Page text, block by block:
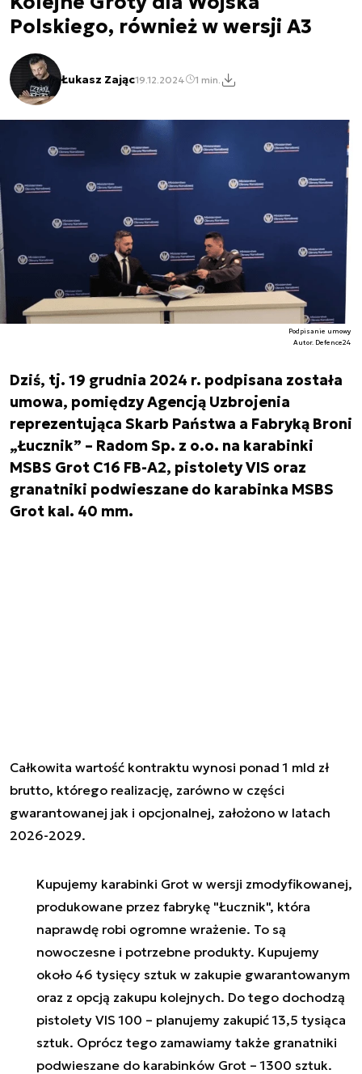
Polskiego, również w wersji A3
Łukasz Zając19.12.2024 1 min.
Podpisanie umowy
Autor. Defence24
Dziś, tj. 19 grudnia 2024 r. podpisana została
umowa, pomiędzy Agencją Uzbrojenia
reprezentująca Skarb Państwa a Fabryką Broni
„Łucznik” – Radom Sp. z o.o. na karabinki
MSBS Grot C16 FB-A2, pistolety VIS oraz
granatniki podwieszane do karabinka MSBS
Grot kal. 40 mm.
Całkowita wartość kontraktu wynosi ponad 1 mld zł
brutto, którego realizację, zarówno w części
gwarantowanej jak i opcjonalnej, założono w latach
2026-2029.
Kupujemy karabinki Grot w wersji zmodyfikowanej,
produkowane przez fabrykę "Łucznik", która
naprawdę robi ogromne wrażenie. To są
nowoczesne i potrzebne produkty. Kupujemy
około 46 tysięcy sztuk w zakupie gwarantowanym
oraz z opcją zakupu kolejnych. Do tego dochodzą
pistolety VIS 100 – planujemy zakupić 13,5 tysiąca
sztuk. Oprócz tego zamawiamy także granatniki
podwieszane do karabinków Grot – 1300 sztuk.